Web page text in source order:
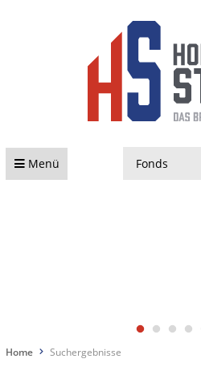
Menü
Home Suchergebnisse